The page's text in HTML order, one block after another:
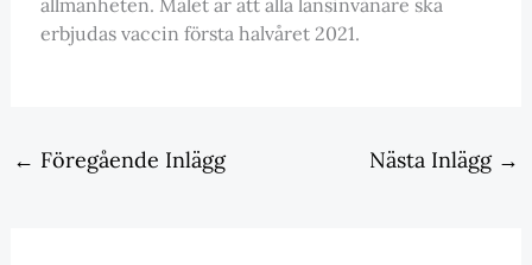
erbjudas vaccin första halvåret 2021.
← Föregående Inlägg Nästa Inlägg →